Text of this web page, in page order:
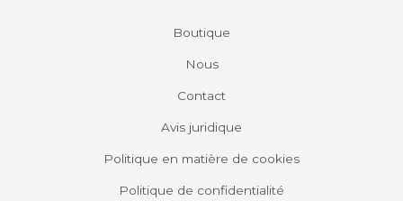
Boutique
Nous
Contact
Avis juridique
Politique en matière de cookies
Politique de confidentialité